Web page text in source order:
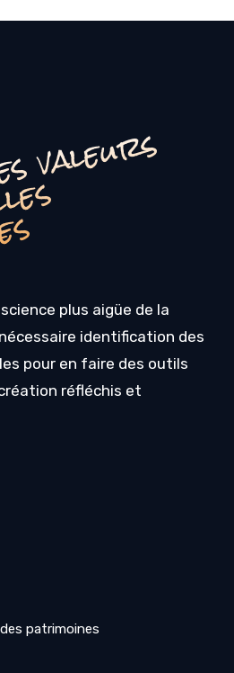
plus aigüe de la
identification des
pour en faire des outils
réfléchis et
patrimoines